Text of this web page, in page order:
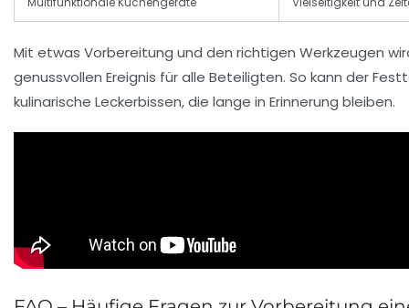
Mit etwas Vorbereitung und den richtigen Werkzeugen
genussvollen Ereignis für alle Beteiligten. So kann der
kulinarische Leckerbissen, die lange in Erinnerung bleiben.